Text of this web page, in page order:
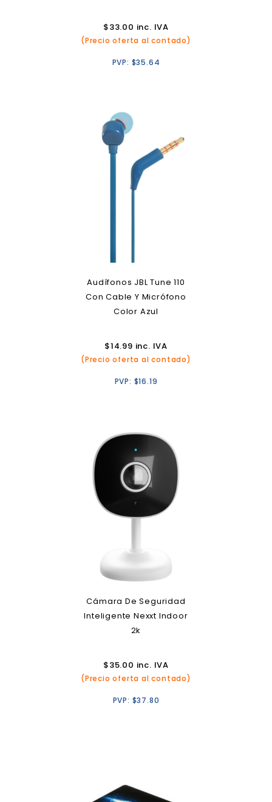
$33.00 inc. IVA
(Precio oferta al contado)
PVP: $35.64
Audífonos JBL Tune 110
Con Cable Y Micrófono
Color Azul
$14.99 inc. IVA
(Precio oferta al contado)
PVP: $16.19
Cámara De Seguridad
Inteligente Nexxt Indoor
2k
$35.00 inc. IVA
(Precio oferta al contado)
PVP: $37.80